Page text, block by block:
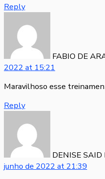
Reply
FABIO DE
2022 at 15:21
Maravilhoso esse
Reply
DENISE SAID
junho de 2022 at 21:39